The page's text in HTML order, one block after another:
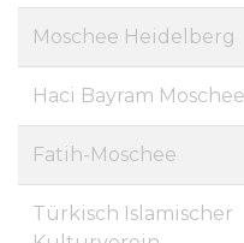
Moschee Heidelberg
Haci Bayram Moschee
Fatih-Moschee
Türkisch Islamischer